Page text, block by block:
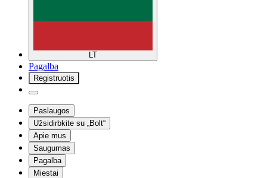
LT
Pagalba
Registruotis
Paslaugos
Užsidirbkite su „Bolt“
Apie mus
Saugumas
Pagalba
Miestai